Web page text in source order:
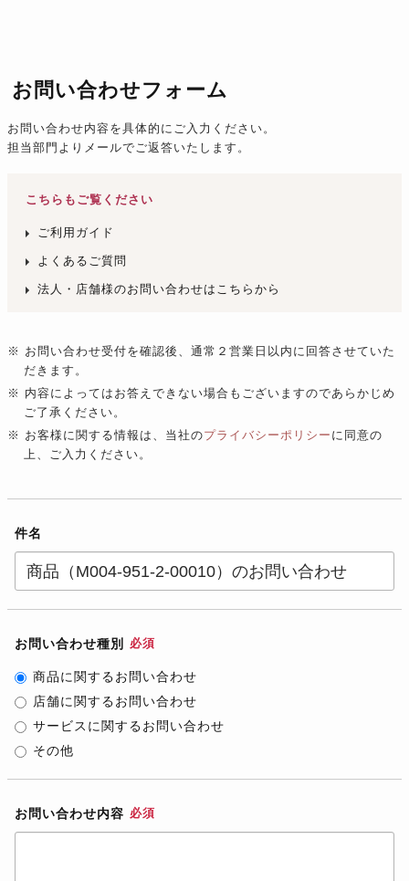
お問い合わせフォーム
お問い合わせ内容を具体的にご入力ください。
担当部門よりメールでご返答いたします。
こちらもご覧ください
ご利用ガイド
よくあるご質問
法人・店舗様のお問い合わせはこちらから
※ お問い合わせ受付を確認後、通常２営業日以内に回答させていた
だきます。
※ 内容によってはお答えできない場合もございますのであらかじめ
ご了承ください。
※ お客様に関する情報は、当社のプライバシーポリシー に同意の
上、ご入力ください。
件名
お問い合わせ種別 必須
商品に関するお問い合わせ
店舗に関するお問い合わせ
サービスに関するお問い合わせ
その他
お問い合わせ内容 必須